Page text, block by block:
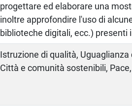
progettare ed elaborare una
inoltre approfondire l'uso di
biblioteche digitali, ecc.) presenti
Istruzione di qualità,
Città e comunità sostenibili,